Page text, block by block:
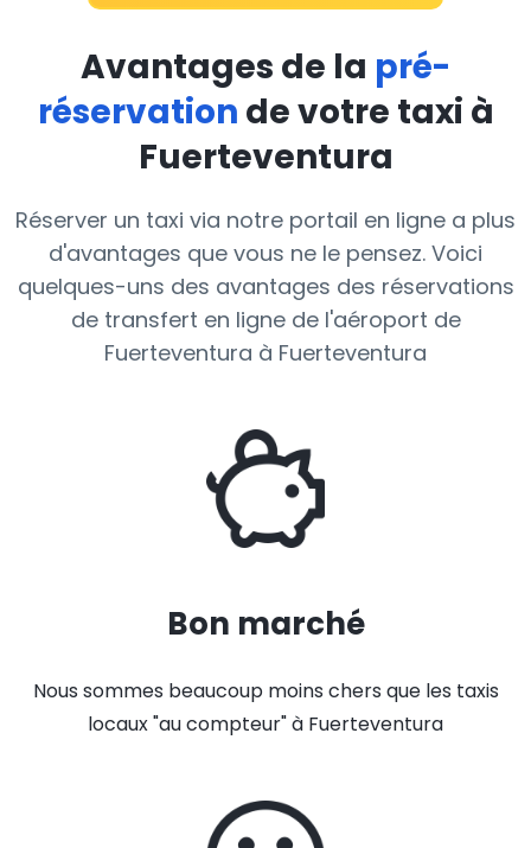
Avantages de la pré-
réservation de votre taxi à
Fuerteventura
Réserver un taxi via notre portail en ligne a plus
d'avantages que vous ne le pensez. Voici
quelques-uns des avantages des réservations
de transfert en ligne de l'aéroport de
Fuerteventura à Fuerteventura
Bon marché
Nous sommes beaucoup moins chers que les taxis
locaux "au compteur" à Fuerteventura